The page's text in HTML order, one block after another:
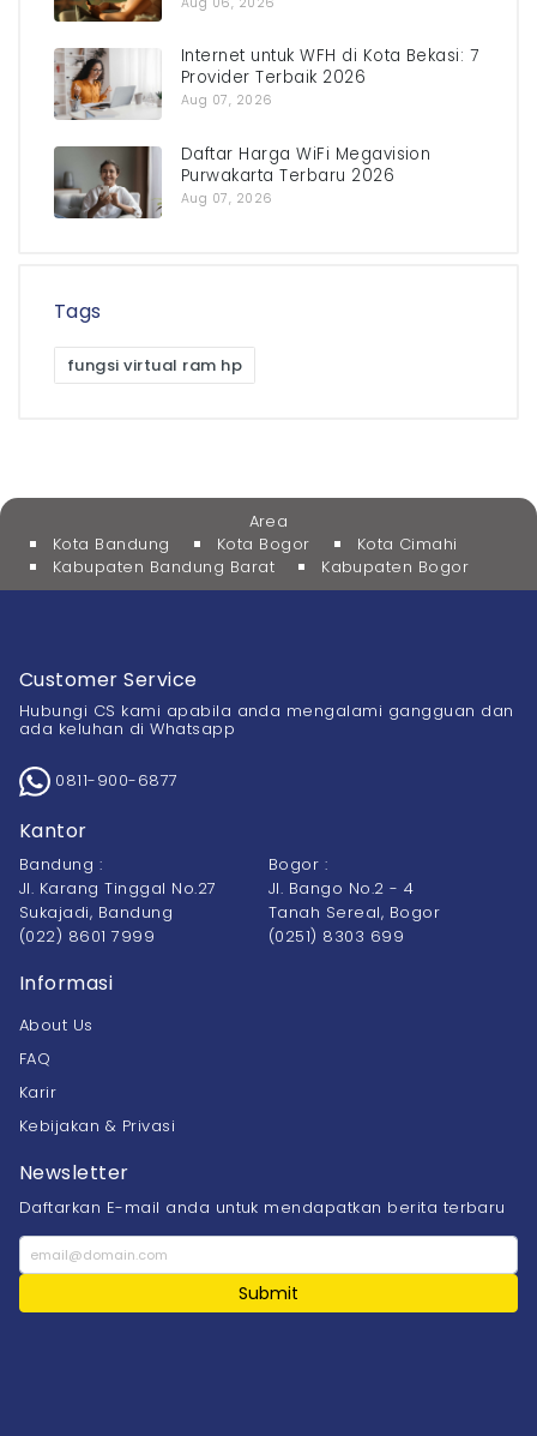
Internet untuk WFH di Kota Bekasi: 7
Provider Terbaik 2026
Aug 07, 2026
Daftar Harga WiFi Megavision
Purwakarta Terbaru 2026
Aug 07, 2026
Tags
fungsi virtual ram hp
Area
Kota Bandung
Kota Bogor
Kota Cimahi
Kabupaten Bandung Barat
Kabupaten Bogor
Customer Service
Hubungi CS kami apabila anda mengalami gangguan dan
ada keluhan di Whatsapp
0811-900-6877
Kantor
Bandung :
Jl. Karang Tinggal No.27
Sukajadi, Bandung
(022) 8601 7999
Bogor :
Jl. Bango No.2 - 4
Tanah Sereal, Bogor
(0251) 8303 699
Informasi
About Us
FAQ
Karir
Kebijakan & Privasi
Newsletter
Daftarkan E-mail anda untuk mendapatkan berita terbaru
Submit